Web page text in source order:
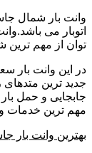
وانت بار شمال
اتوبار می
توان از مهم
در این وانت بار
جدید ترین متدهای
جابجایی و حمل
مهم ترین خدمات
بهترین وانت بار